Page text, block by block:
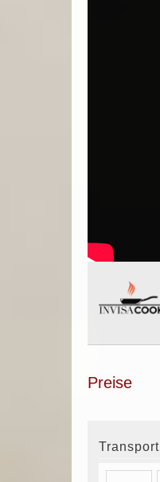
Preise
Transport